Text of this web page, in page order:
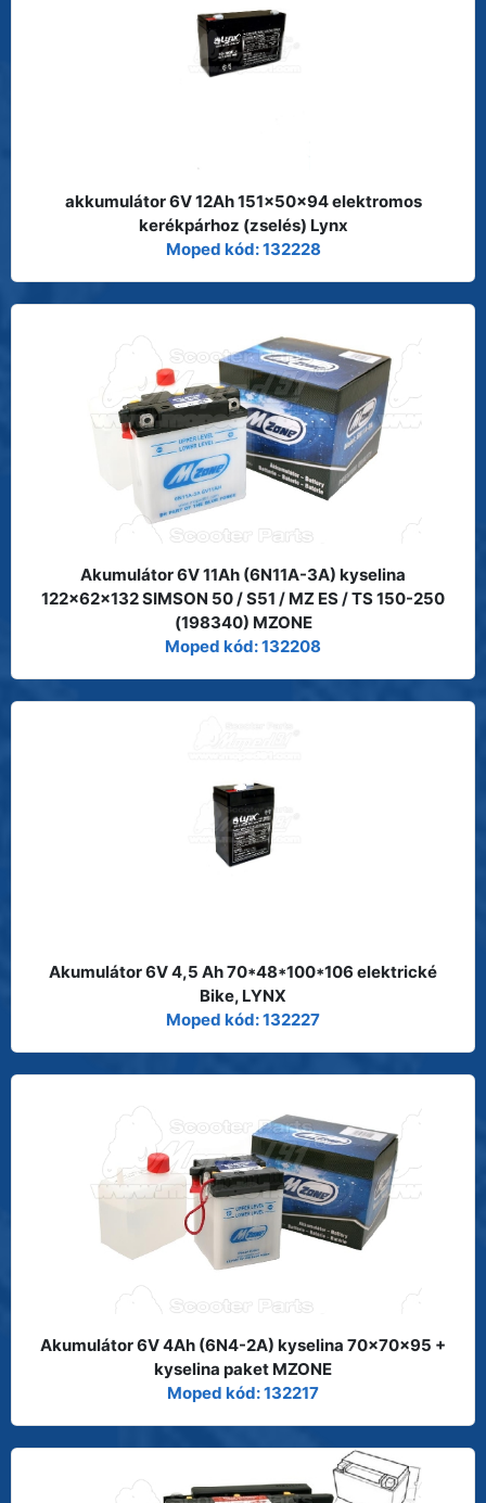
akkumulátor 6V 12Ah 151x50x94 elektromos
kerékpárhoz (zselés) Lynx
Moped kód: 132228
Akumulátor 6V 11Ah (6N11A-3A) kyselina
122x62x132 SIMSON 50 / S51 / MZ ES / TS 150-250
(198340) MZONE
Moped kód: 132208
Akumulátor 6V 4,5 Ah 70*48*100*106 elektrické
Bike, LYNX
Moped kód: 132227
Akumulátor 6V 4Ah (6N4-2A) kyselina 70x70x95 +
kyselina paket MZONE
Moped kód: 132217